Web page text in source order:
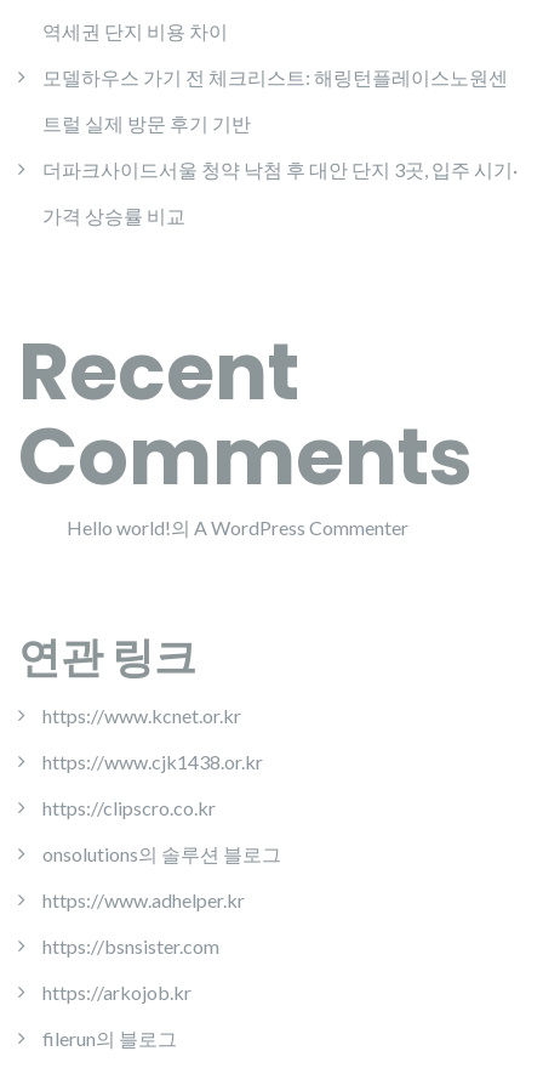
역세권 단지 비용 차이
모델하우스 가기 전 체크리스트: 해링턴플레이스노원센
트럴 실제 방문 후기 기반
더파크사이드서울 청약 낙첨 후 대안 단지 3곳, 입주 시기·
가격 상승률 비교
Recent
Comments
Hello world!의 A WordPress Commenter
연관 링크
https://www.kcnet.or.kr
https://www.cjk1438.or.kr
https://clipscro.co.kr
onsolutions의 솔루션 블로그
https://www.adhelper.kr
https://bsnsister.com
https://arkojob.kr
filerun의 블로그